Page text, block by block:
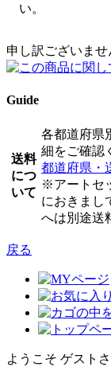
い。
申し訳ございませ
Guide
送料
につ
いて
各都道府県
細をご確認
都道府県・
※アートセ
におきまし
へは別途送
戻る
ようこそ ゲスト